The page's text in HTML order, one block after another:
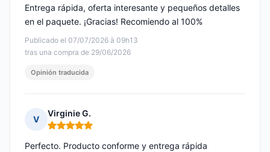
Publicado el 07/07/2026 à 09h13
tras una compra de 29/06/2026
Entrega rápida, oferta interesante y pequeños detalles
en el paquete. ¡Gracias! Recomiendo al 100%
Opinión traducida
V
Virginie G.
Nota: 5 de 5
Perfecto. Producto conforme y entrega rápida